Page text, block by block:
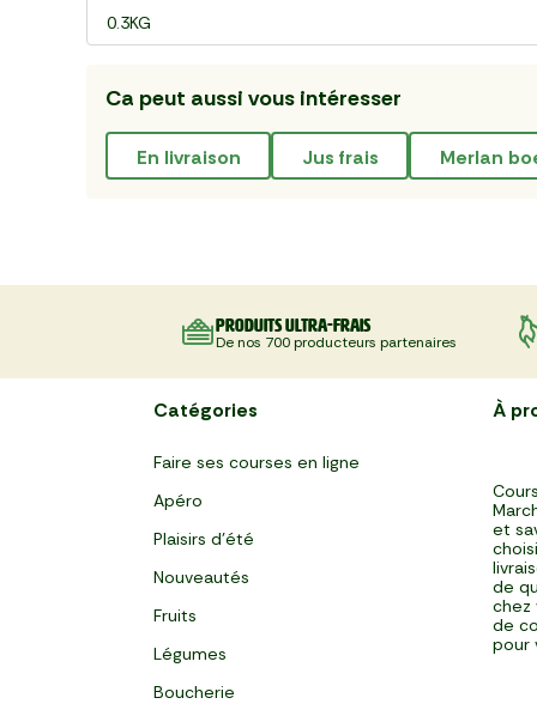
0.3KG
Ca peut aussi vous intéresser
en livraison jus frais merlan
Produits ultra-frais
De nos 700 producteurs partenaires
Catégories
Faire ses courses en ligne
Apéro
Plaisirs d'été
Nouveautés
Fruits
Légumes
Boucherie
À
et
de
chez
de
pour